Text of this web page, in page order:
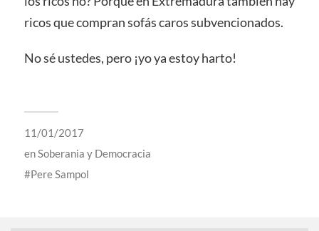
ricos que compran sofás caros subvencionados.
No sé ustedes, pero ¡yo ya estoy harto!
11/01/2017
enSoberania y Democracia
Pere Sampol